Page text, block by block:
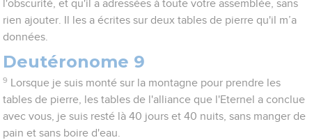
l'obscurité, et qu'il a adressées à toute votre assemblée, sans
rien ajouter. Il les a écrites sur deux tables de pierre qu'il m’a
données.
Deutéronome 9
9
Lorsque je suis monté sur la montagne pour prendre les
tables de pierre, les tables de l'alliance que l'Eternel a conclue
avec vous, je suis resté là 40 jours et 40 nuits, sans manger de
pain et sans boire d'eau.